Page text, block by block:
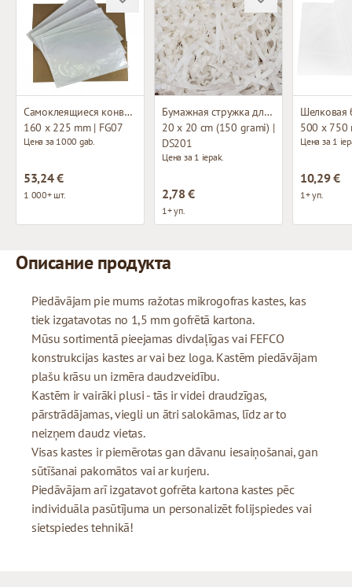
Самоклеящиеся конверты
160 x 225 mm | FG07
Цена за 1000 gab.
53,24 €
1 000+ шт.
Бумажная стружка для декорирования
20 x 20 cm (150 grami) |
DS201
Цена за 1 iepak.
2,78 €
1+ уп.
Шелковая
500 x 750
Цена за 1
10,29 €
1+ уп.
Описание продукта
Piedāvājam pie mums ražotas mikrogofras kastes, kas
tiek izgatavotas no 1,5 mm gofrētā kartona.
Mūsu sortimentā pieejamas divdaļīgas vai FEFCO
konstrukcijas kastes ar vai bez loga. Kastēm piedāvājam
plašu krāsu un izmēra daudzveidību.
Kastēm ir vairāki plusi - tās ir videi draudzīgas,
pārstrādājamas, viegli un ātri salokāmas, līdz ar to
neizņem daudz vietas.
Visas kastes ir piemērotas gan dāvanu iesaiņošanai, gan
sūtīšanai pakomātos vai ar kurjeru.
Piedāvājam arī izgatavot gofrēta kartona kastes pēc
individuāla pasūtījuma un personalizēt folijspiedes vai
sietspiedes tehnikā!